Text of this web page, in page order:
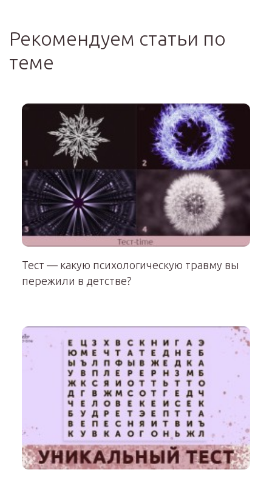
Рекомендуем статьи по
теме
Тест — какую психологическую травму вы
пережили в детстве?